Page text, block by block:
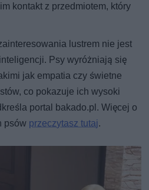
kontakt z przedmiotem, który
lustrem nie jest
Psy wyróżniają się
jak empatia czy świetne
co pokazuje ich wysoki
portal bakado.pl. Więcej o
psów przeczytasz tutaj.